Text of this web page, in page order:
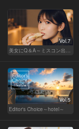
Vol.7
美女にQ＆A～ミスコン出身者の幸福論～
Vol.5
Editor's Choice～hotel～